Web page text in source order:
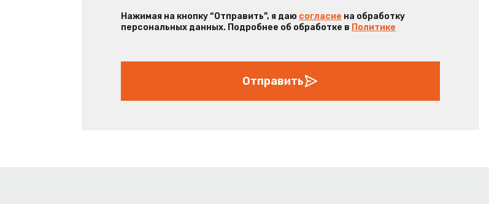
Нажимая на кнопку “Отправить”, я даю согласие на обработку
персональных данных. Подробнее об обработке в Политике
Отправить